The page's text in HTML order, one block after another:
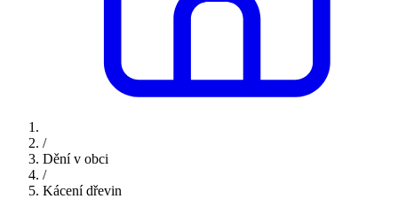
/
Dění v obci
/
Kácení dřevin